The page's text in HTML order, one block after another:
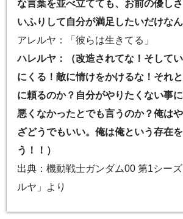
な言葉を並べ立てても、お前の優し
いふりして自分が満足したいだけなん
アレルヤ：「彼らは生きてる」
ハレルヤ：（改造されてな！そして
にくる！敵に情けをかけるな！それ
に頼るのか？自分がやりたくない事
悪くなかったとでも言うのか？俺は
ざどうでもいい。俺は俺という存在
う！！）
出典：機動戦士ガンダム00 第1シー
ルヤ」より